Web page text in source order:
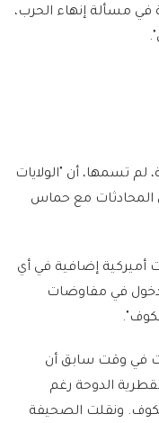
مسألة إنهاء الحرب،
تسمها، أن "الولايات
مع حماس
إضافية في أي
في مفاوضات
في وقت سابق أن
الدوحة رغم
ونقلت الصحيفة